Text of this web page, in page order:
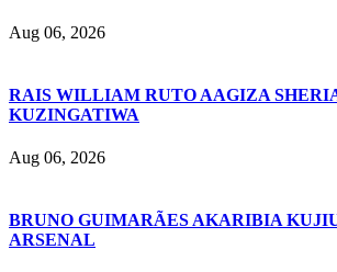
Aug 06, 2026
RAIS WILLIAM RUTO AAGIZA
KUZINGATIWA
Aug 06, 2026
BRUNO GUIMARÃES AKARIBIA
ARSENAL